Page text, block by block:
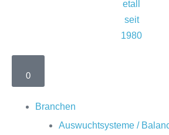
0
Branchen
Auswuchtsysteme /